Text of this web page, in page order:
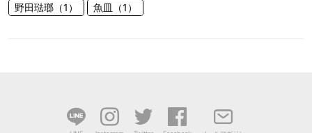
野田琺瑯（1）
魚皿（1）